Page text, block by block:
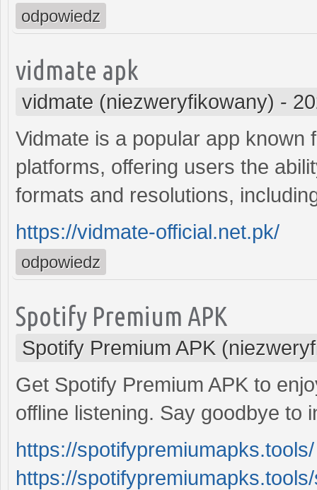
odpowiedz
vidmate apk
vidmate (niezweryfikowany) -
Vidmate is a popular app
platforms, offering users the
formats and resolutions,
https://vidmate-official.net.pk/
odpowiedz
Spotify Premium APK
Spotify Premium APK
Get Spotify Premium APK to
offline listening. Say goodbye to
https://spotifypremiumapks.tools/
https://